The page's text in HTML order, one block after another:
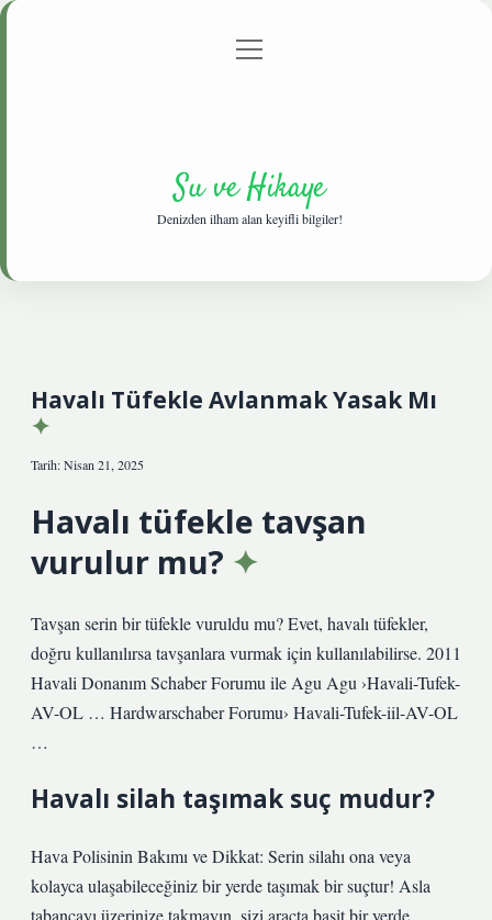
Gizlilik Politikası
menüyü
Su ve Hikaye
Denizden ilham alan keyifli bilgiler!
Havalı Tüfekle Avlanmak Yasak Mı
Tarih: Nisan 21, 2025
Havalı tüfekle tavşan
vurulur mu?
Tavşan serin bir tüfekle vuruldu mu? Evet, havalı tüfekler,
doğru kullanılırsa tavşanlara vurmak için kullanılabilirse. 2011
Havali Donanım Schaber Forumu ile Agu Agu ›Havali-Tufek-
AV-OL … Hardwarschaber Forumu› Havali-Tufek-iil-AV-OL
…
Havalı silah taşımak suç mudur?
Hava Polisinin Bakımı ve Dikkat: Serin silahı ona veya
kolayca ulaşabileceğiniz bir yerde taşımak bir suçtur! Asla
tabancayı üzerinize takmayın, sizi araçta basit bir yerde